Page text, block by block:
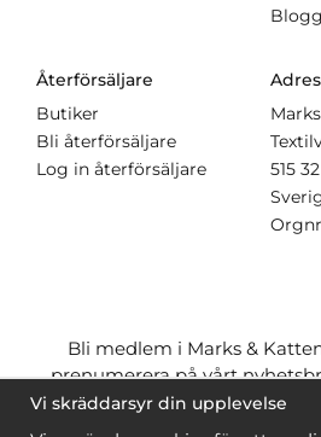
Blogg
Återförsäljare
Butiker
Bli återförsäljare
Log in återförsäljare
515
Orgnr
Bli medlem i Marks &
prenumerera på vårt
ner många mönstergratisoch
när du handlar garn till
Vi skräddarsyr din upplevelse